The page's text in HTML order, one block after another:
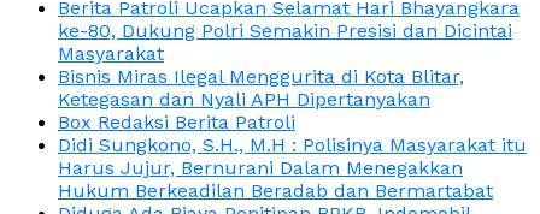
Berita Patroli Ucapkan Selamat Hari Bhayangkara
ke-80, Dukung Polri Semakin Presisi dan Dicintai
Masyarakat
Bisnis Miras Ilegal Menggurita di Kota Blitar,
Ketegasan dan Nyali APH Dipertanyakan
Box Redaksi Berita Patroli
Didi Sungkono, S.H., M.H : Polisinya Masyarakat itu
Harus Jujur, Bernurani Dalam Menegakkan
Hukum Berkeadilan Beradab dan Bermartabat